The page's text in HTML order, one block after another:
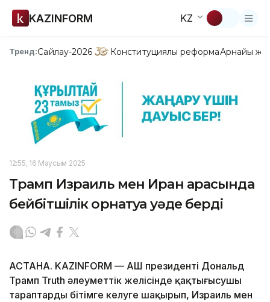
KAZINFORM KZ
Тренд:Сайлау-2026 Конституциялық реформаАрнайы
12:55, 16 Маусым 2025
Трамп Израиль мен Иран арасында
бейбітшілік орнатуға уәде берді
АСТАНА. KAZINFORM — АҚШ президенті Дональд
Трамп Truth әлеуметтік желісінде қақтығысушы
тараптарды бітімге келуге шақырып, Израиль мен